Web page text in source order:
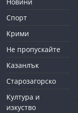
Спорт
Крими
Не пропускайте
Казанлък
Старозагорско
Култура и
изкуство